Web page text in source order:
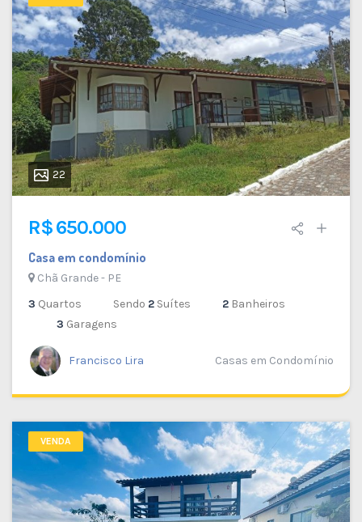
22
R$ 650.000
Casa em condomínio
Chã Grande - PE
3 Quartos Sendo 2 Suítes 2 Banheiros
3 Garagens
Francisco Lira Casas em Condomínio
VENDA